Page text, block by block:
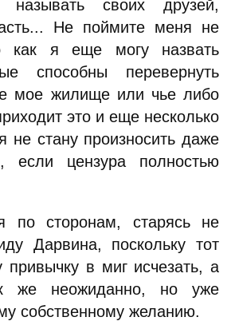
называть своих друзей,
Не поймите меня не
как я еще могу назвать
способны перевернуть
мое жилище или чье либо
это и еще несколько
не стану произносить даже
если цензура полностью
по сторонам, старясь не
Дарвина, поскольку тот
в миг исчезать, а
же неожиданно, но уже
собственному желанию.